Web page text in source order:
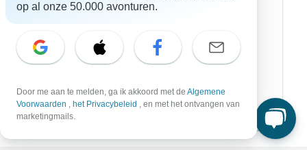
Bus Rondreizen
Strand Rondreizen
Privé Rondreizen
op al onze 50.000 avonturen.
Door me aan te melden, ga ik akkoord met de Algemene
Voorwaarden , het Privacybeleid , en met het ontvangen van
marketingmails.